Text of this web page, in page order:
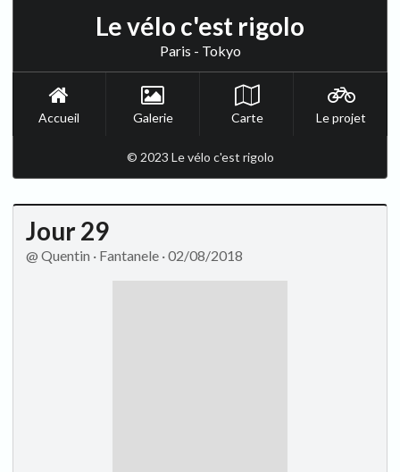
Le vélo c'est rigolo
Paris - Tokyo
Accueil Galerie Carte Le projet
© 2023 Le vélo c'est rigolo
Jour 29
@ Quentin · Fantanele · 02/08/2018